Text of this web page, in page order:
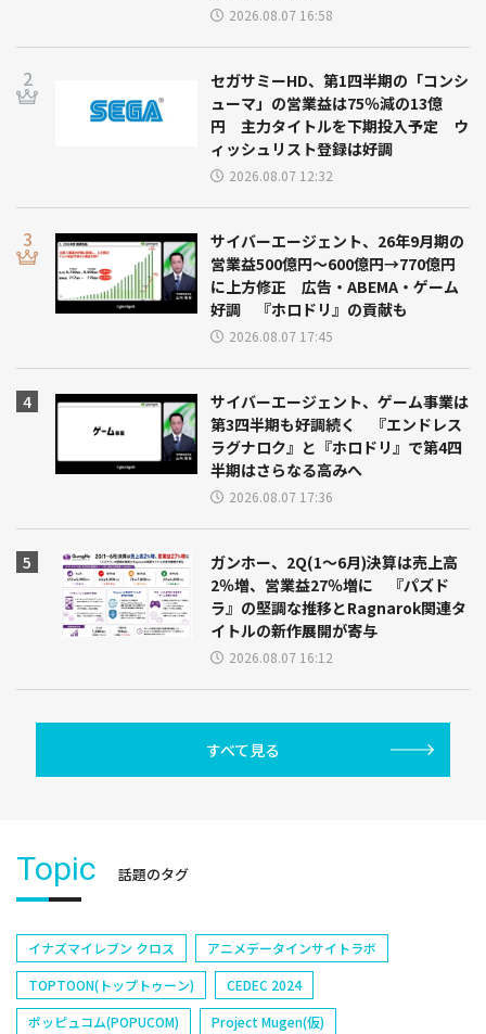
2026.08.07 16:58
セガサミーHD、第1四半期の「コンシ
ューマ」の営業益は75％減の13億
円 主力タイトルを下期投入予定 ウ
ィッシュリスト登録は好調
2026.08.07 12:32
サイバーエージェント、26年9月期の
営業益500億円～600億円→770億円
に上方修正 広告・ABEMA・ゲーム
好調 『ホロドリ』の貢献も
2026.08.07 17:45
サイバーエージェント、ゲーム事業は
第3四半期も好調続く 『エンドレス
ラグナロク』と『ホロドリ』で第4四
半期はさらなる高みへ
2026.08.07 17:36
ガンホー、2Q(1～6月)決算は売上高
2％増、営業益27％増に 『パズド
ラ』の堅調な推移とRagnarok関連タ
イトルの新作展開が寄与
2026.08.07 16:12
すべて見る
Topic 話題のタグ
イナズマイレブン クロス
アニメデータインサイトラボ
TOPTOON(トップトゥーン)
CEDEC 2024
ポッピュコム(POPUCOM)
Project Mugen(仮)